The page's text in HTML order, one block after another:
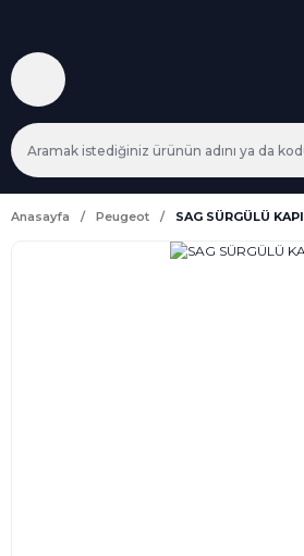
Anasayfa Peugeot SAG SÜRGÜLÜ KAPI